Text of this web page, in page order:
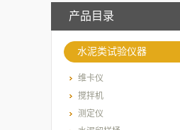
产品目录
水泥类试验仪器
维卡仪
搅拌机
测定仪